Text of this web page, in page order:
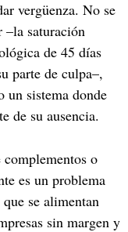
vergüenza. No se
saturación
de 45 días
parte de culpa–,
un sistema donde
de su ausencia.
o
es un problema
se alimentan
sin margen y